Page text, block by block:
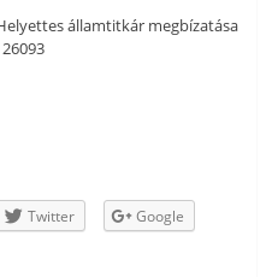
államtitkár megbízatása
Twitter
Google